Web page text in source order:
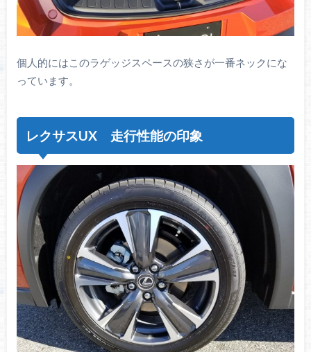
個人的にはこのラゲッジスペースの狭さが一番ネックにな
っています。
レクサスUX 走行性能の印象